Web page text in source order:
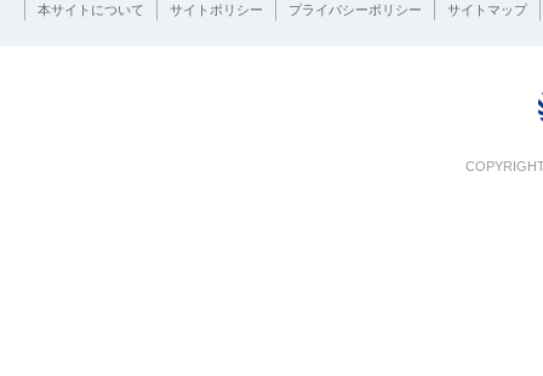
本サイトについて サイトポリシー プライバシーポリシー サイトマップ